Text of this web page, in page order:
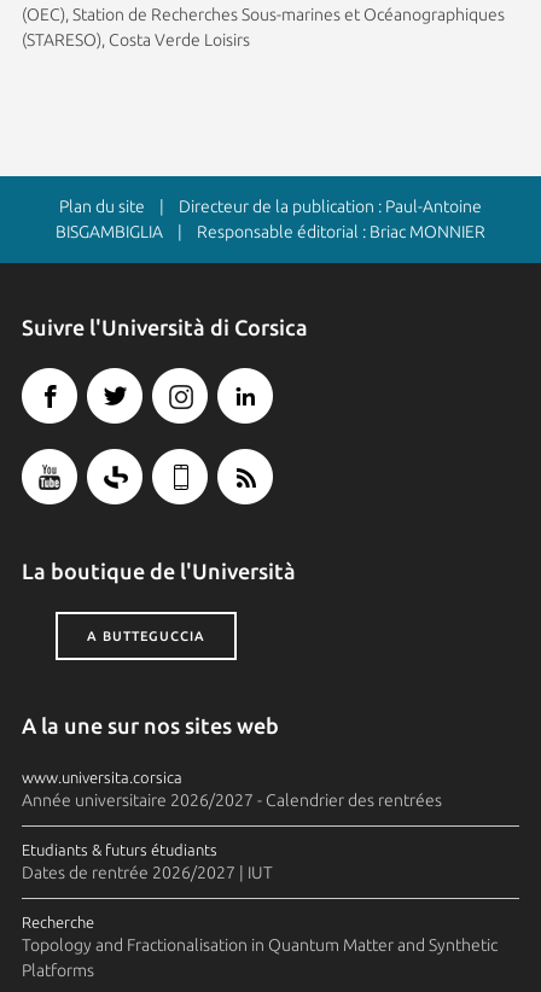
(OEC), Station de Recherches Sous-marines et Océanographiques
(STARESO), Costa Verde Loisirs
Plan du site | Directeur de la publication : Paul-Antoine
BISGAMBIGLIA | Responsable éditorial : Briac MONNIER
Suivre l'Università di Corsica
La boutique de l'Università
A BUTTEGUCCIA
A la une sur nos sites web
www.universita.corsica
Année universitaire 2026/2027 - Calendrier des rentrées
Etudiants & futurs étudiants
Dates de rentrée 2026/2027 | IUT
Recherche
Topology and Fractionalisation in Quantum Matter and Synthetic
Platforms